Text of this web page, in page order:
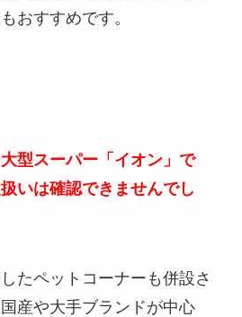
おすすめです。
型スーパー「イオン」で
いは確認できませんでし
たペットコーナーも併設さ
産や大手ブランドが中心